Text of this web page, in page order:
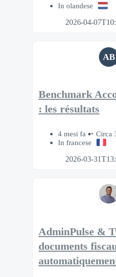
In olandese
2026-04-
AB
Benchmark
: les résultats
4 mesi fa
Circa
In francese
2026-03-
AdminPulse &
documents